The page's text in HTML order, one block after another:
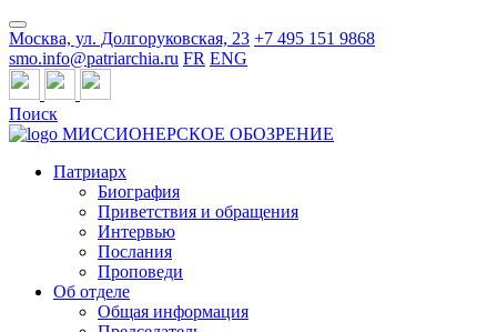
Москва, ул. Долгоруковская, 23 +7 495 151 9868
smo.info@patriarchia.ru FR ENG
Поиск
МИССИОНЕРСКОЕ ОБОЗРЕНИЕ
Патриарх
Биография
Приветствия и обращения
Интервью
Послания
Проповеди
Об отделе
Общая информация